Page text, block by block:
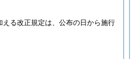
る改正規定は、公布の日から施行